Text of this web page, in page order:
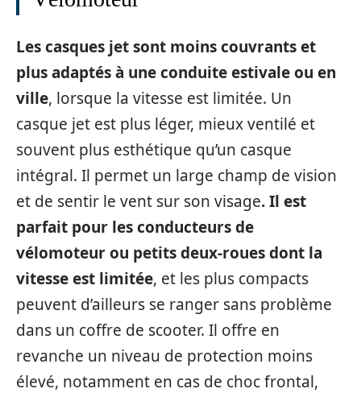
Les casques jet sont moins couvrants et
plus adaptés à une conduite estivale ou en
ville, lorsque la vitesse est limitée. Un
casque jet est plus léger, mieux ventilé et
souvent plus esthétique qu’un casque
intégral. Il permet un large champ de vision
et de sentir le vent sur son visage. Il est
parfait pour les conducteurs de
vélomoteur ou petits deux-roues dont la
vitesse est limitée, et les plus compacts
peuvent d’ailleurs se ranger sans problème
dans un coffre de scooter. Il offre en
revanche un niveau de protection moins
élevé, notamment en cas de choc frontal,